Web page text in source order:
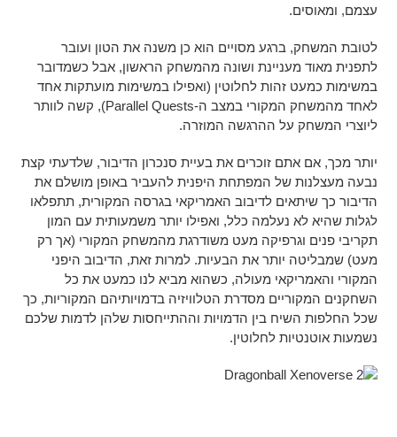
עצמם, ומאוסים.
לטובת המשחק, ברגע מסויים הוא כן משנה את הטון ועובר
לתפנית מאוד מעניינת ושונה מהמשחק הראשון, אבל כשמדובר
במשימות כמעט זהות לחלוטין (ואפילו במשימות מועתקות אחד
לאחד מהמשחק המקורי במצב ה-Parallel Quests), קשה לוותר
ליוצרי המשחק על ההרגשה המוזרה.
יותר מכך, אם אתם זוכרים את בעיית סנכרון הדיבור, שלדעתי קצת
נבעה מעצלנות של המפתחת היפנית להעביר באופן מושלם את
הדיבור כך שיתאים לדיבוב האמריקאי בגרסה המקורית, תתפלאו
לגלות שהיא לא נעלמה כלל, ואפילו יותר משמעותית עם המון
תקריבי פנים וגרפיקה מעט משודרגת מהמשחק המקורי (אך רק
מעט) שמבליטה יותר את הבעיות. למרות זאת, הדיבוב היפני
המקורי והאמריקאי מעולה, כשהוא מביא לנו כמעט את כל
השחקנים המקוריים מסדרת הטלוויזיה בדמויותיהם המקוריות, כך
שכל החלפות השיח בין הדמויות וההתייחסות שלהן לדמות שלכם
נשמעות אוטנטיות לחלוטין.